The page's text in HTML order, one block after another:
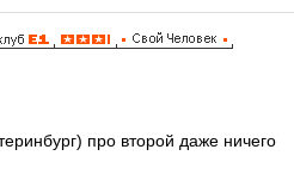
про второй даже ничего